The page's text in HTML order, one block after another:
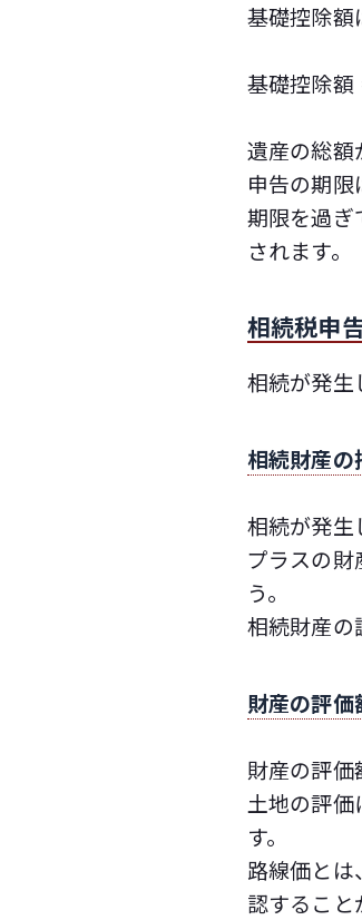
基礎控除額
基礎控除額
遺産の総額
申告の期限
期限を過ぎ
されます。
相続税申
相続が発生
相続財産の
相続が発生
プラスの財
う。
相続財産の
財産の評価
財産の評価
土地の評
す。
路線価と
認すること